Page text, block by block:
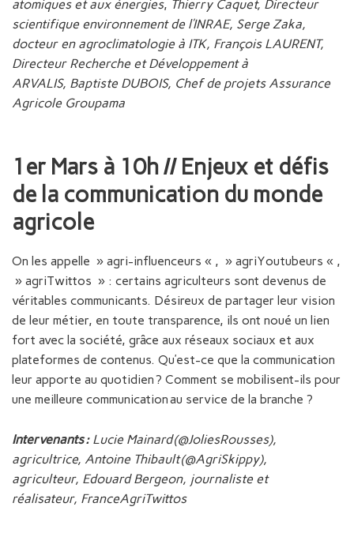
atomiques et aux énergies, Thierry Caquet, Directeur
scientifique environnement de l’INRAE, Serge Zaka,
docteur en agroclimatologie à ITK, François LAURENT,
Directeur Recherche et Développement à
ARVALIS, Baptiste DUBOIS, Chef de projets Assurance
Agricole Groupama
1er Mars à 10h // Enjeux et défis
de la communication du monde
agricole
On les appelle » agri-influenceurs « , » agriYoutubeurs « ,
» agriTwittos » : certains agriculteurs sont devenus de
véritables communicants. Désireux de partager leur vision
de leur métier, en toute transparence, ils ont noué un lien
fort avec la société, grâce aux réseaux sociaux et aux
plateformes de contenus. Qu’est-ce que la communication
leur apporte au quotidien ? Comment se mobilisent-ils pour
une meilleure communication au service de la branche ?
Intervenants : Lucie Mainard (@JoliesRousses)​,
agricultrice, Antoine Thibault (@AgriSkippy),
agriculteur, Edouard Bergeon, journaliste et
réalisateur, FranceAgriTwittos​